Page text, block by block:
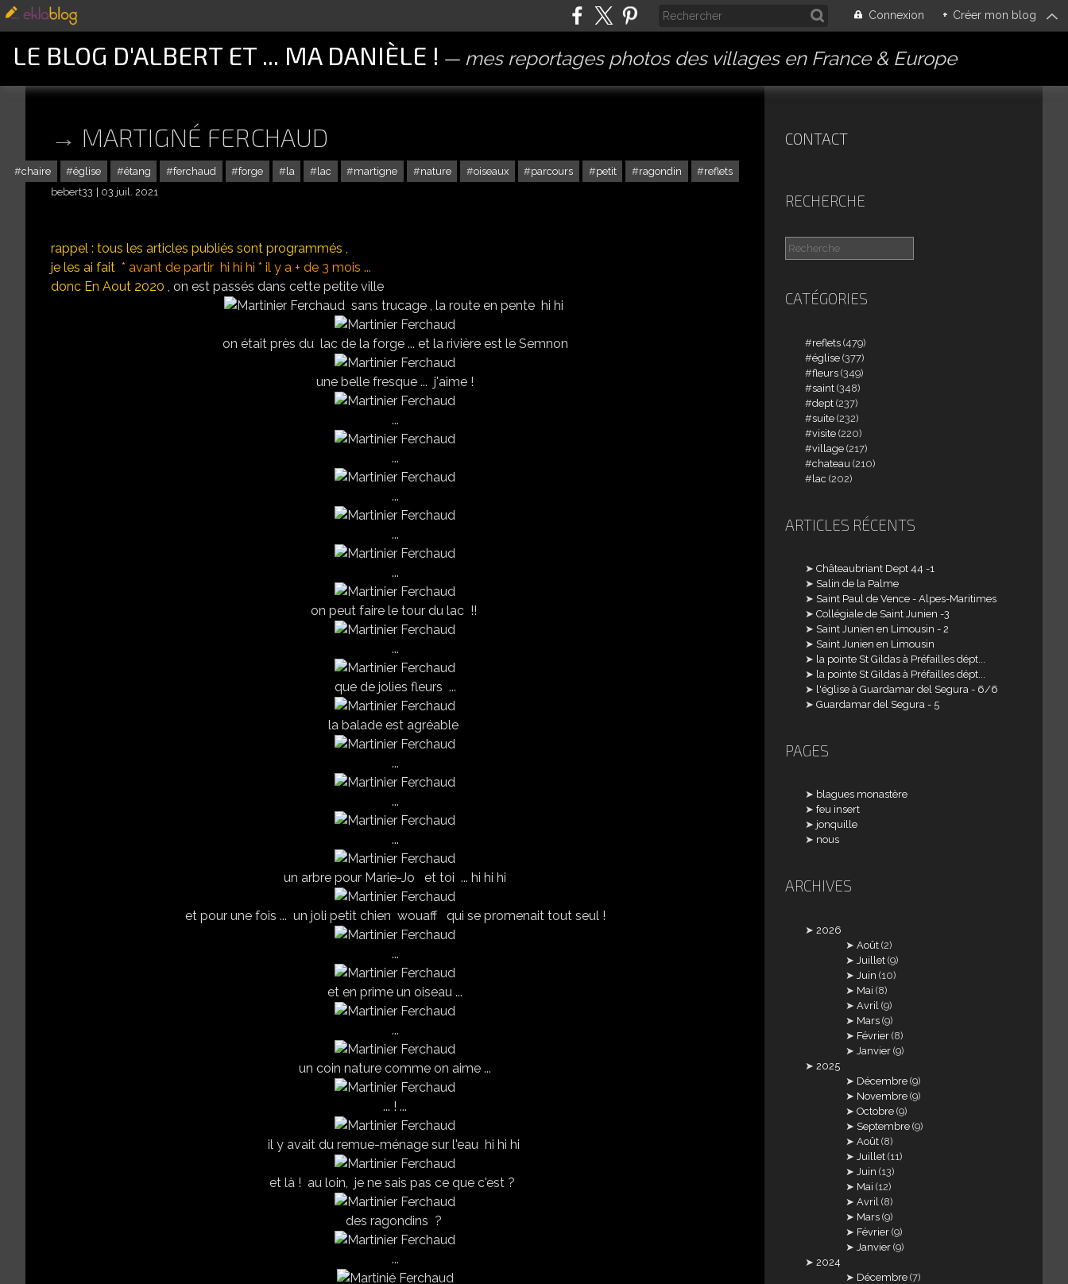
Connexion + Créer mon blog
LE BLOG D'ALBERT ET ... MA DANIÈLE ! mes reportages photos des villages en France & Europe
MARTIGNÉ FERCHAUD
chaire église étang ferchaud forge la lac martigne nature oiseaux parcours petit ragondin
reflets
bebert33
03 juil. 2021
rappel : tous les articles publiés sont programmés ,
je les ai fait * avant de partir hi hi hi * il y a + de 3 mois ...
donc En Aout 2020 , on est passés dans cette petite ville
sans trucage , la route en pente hi hi
on était près du lac de la forge ... et la rivière est le Semnon
une belle fresque ... j'aime !
...
...
...
...
...
on peut faire le tour du lac !!
...
que de jolies fleurs ...
la balade est agréable
...
...
...
un arbre pour Marie-Jo et toi ... hi hi hi
et pour une fois ... un joli petit chien wouaff qui se promenait tout seul !
...
et en prime un oiseau ...
...
un coin nature comme on aime ...
... ! ...
il y avait du remue-ménage sur l'eau hi hi hi
et là ! au loin, je ne sais pas ce que c'est ?
des ragondins ?
...
CONTACT
RECHERCHE
CATÉGORIES
reflets (479)
église (377)
fleurs (349)
saint (348)
dept (237)
suite (232)
visite (220)
village (217)
chateau (210)
lac (202)
ARTICLES RÉCENTS
Châteaubriant Dept 44 -1
Salin de la Palme
Saint Paul de Vence - Alpes-Maritimes
Collégiale de Saint Junien -3
Saint Junien en Limousin - 2
Saint Junien en Limousin
la pointe St Gildas à Préfailles dépt...
la pointe St Gildas à Préfailles dépt...
l'église à Guardamar del Segura - 6/6
Guardamar del Segura - 5
PAGES
blagues monastère
feu insert
jonquille
nous
ARCHIVES
2026
Août (2)
Juillet (9)
Juin (10)
Mai (8)
Avril (9)
Mars (9)
Février (8)
Janvier (9)
2025
Décembre (9)
Novembre (9)
Octobre (9)
Septembre (9)
Août (8)
Juillet (11)
Juin (13)
Mai (12)
Avril (8)
Mars (9)
Février (9)
Janvier (9)
2024
Décembre (7)